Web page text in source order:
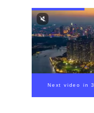
Next video in 1